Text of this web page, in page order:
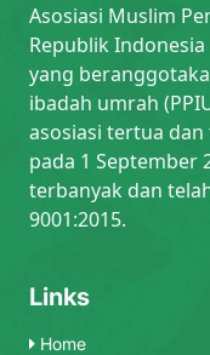
Asosiasi Muslim
Republik Indonesia
yang
ibadah umrah
asosiasi tertua
pada 1 September
terbanyak dan
9001:2015.
Links
Home